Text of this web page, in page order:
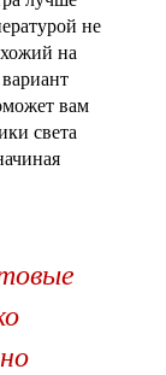
не
на
вам
света